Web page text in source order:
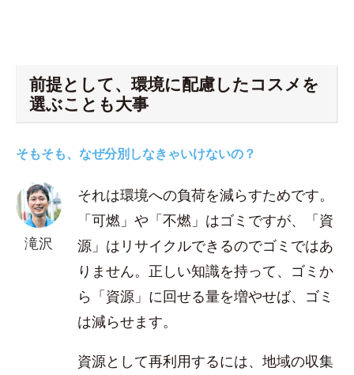
前提として、環境に配慮したコスメを
選ぶことも大事
そもそも、なぜ分別しなきゃいけないの？
滝沢
それは環境への負荷を減らすためです。
「可燃」や「不燃」はゴミですが、「資
源」はリサイクルできるのでゴミではあ
りません。正しい知識を持って、ゴミか
ら「資源」に回せる量を増やせば、ゴミ
は減らせます。
資源として再利用するには、地域の収集